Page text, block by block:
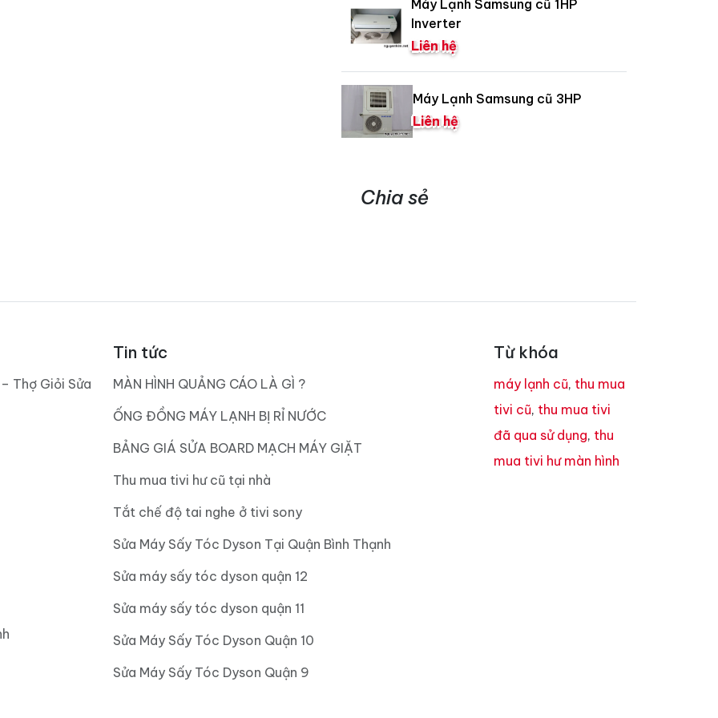
Máy Lạnh Samsung cũ 1HP
Inverter
Liên hệ
Máy Lạnh Samsung cũ 3HP
Liên hệ
Chia sẻ
Thợ Giỏi Sửa
Tin tức
MÀN HÌNH QUẢNG CÁO LÀ GÌ ?
ỐNG ĐỒNG MÁY LẠNH BỊ RỈ NƯỚC
BẢNG GIÁ SỬA BOARD MẠCH MÁY GIẶT
Thu mua tivi hư cũ tại nhà
Tắt chế độ tai nghe ở tivi sony
Sửa Máy Sấy Tóc Dyson Tại Quận Bình Thạnh
Sửa máy sấy tóc dyson quận 12
Sửa máy sấy tóc dyson quận 11
Sửa Máy Sấy Tóc Dyson Quận 10
Sửa Máy Sấy Tóc Dyson Quận 9
Từ khóa
máy lạnh cũ, thu mua
tivi cũ, thu mua tivi
đã qua sử dụng, thu
mua tivi hư màn hình